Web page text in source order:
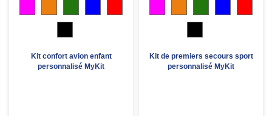
Kit confort avion enfant
personnalisé MyKit
Kit de premiers secours sport
personnalisé MyKit